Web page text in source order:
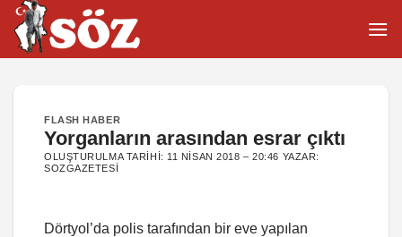
İçeriğe
atla
FLASH HABER
Yorganların arasından esrar çıktı
OLUŞTURULMA TARIHI: 11 NISAN 2018 – 20:46 YAZAR:
SOZGAZETESI
Dörtyol’da polis tarafından bir eve yapılan